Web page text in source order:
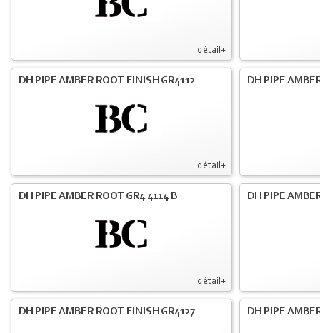
détail+
détail+
DH PIPE AMBER ROOT FINISH GR4112 DH PIPE
détail+
DH PIPE AMBER ROOT GR4 4114 B DH PIPE
DH PIPE AMBER ROOT FINISH GR4127 DH PIPE